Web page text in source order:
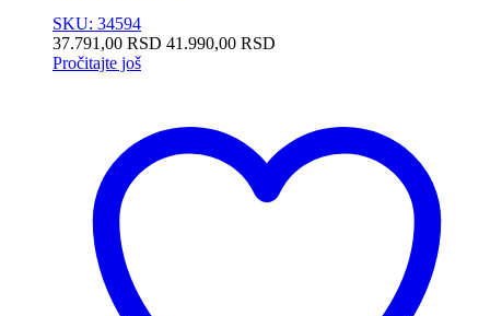
SKU: 34594
37.791,00 RSD 41.990,00 RSD
Pročitajte još